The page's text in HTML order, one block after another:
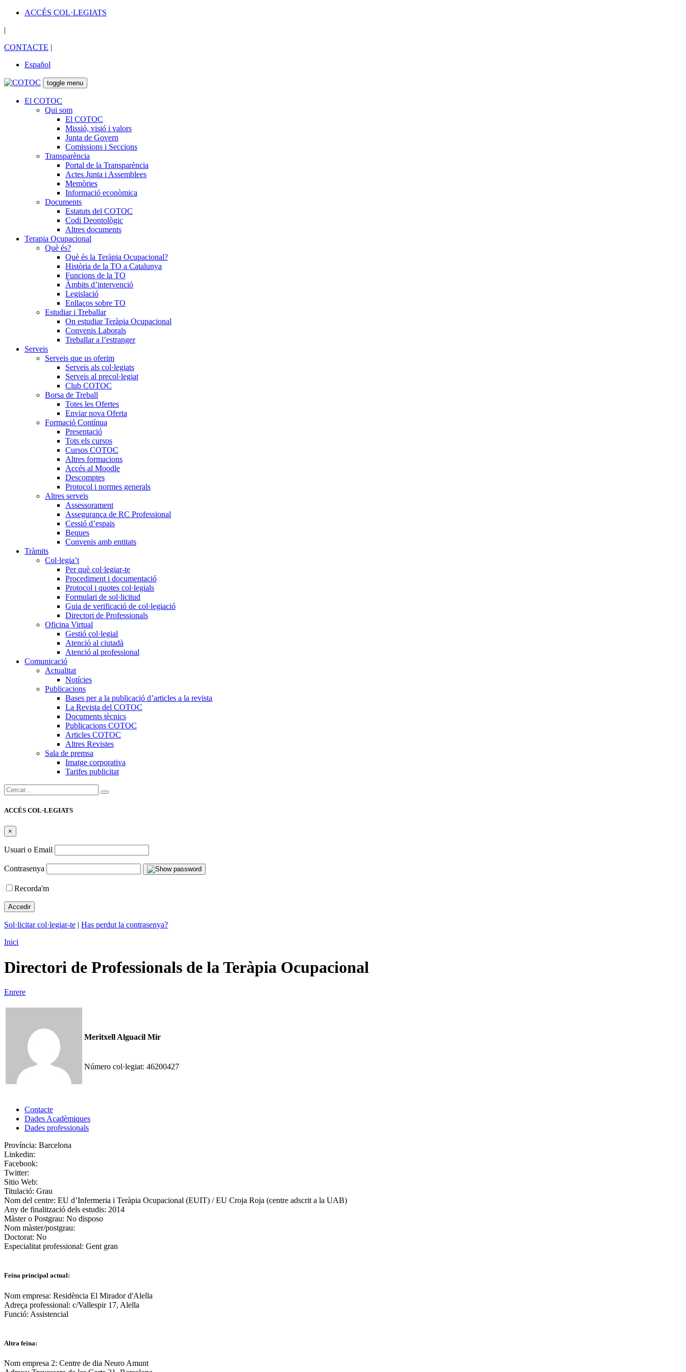
ACCÉS COL·LEGIATS
|
CONTACTE |
Español
toggle menu
El COTOC
Qui som
El COTOC
Missió, visió i valors
Junta de Govern
Comissions i Seccions
Transparència
Portal de la Transparència
Actes Junta i Assemblees
Memòries
Informació econòmica
Documents
Estatuts del COTOC
Codi Deontològic
Altres documents
Terapia Ocupacional
Què és?
Què és la Teràpia Ocupacional?
Història de la TO a Catalunya
Funcions de la TO
Àmbits d’intervenció
Legislació
Enllaços sobre TO
Estudiar i Treballar
On estudiar Teràpia Ocupacional
Convenis Laborals
Treballar a l’estranger
Serveis
Serveis que us oferim
Serveis als col·legiats
Serveis al precol·legiat
Club COTOC
Borsa de Treball
Totes les Ofertes
Enviar nova Oferta
Formació Contínua
Presentació
Tots els cursos
Cursos COTOC
Altres formacions
Accés al Moodle
Descomptes
Protocol i normes generals
Altres serveis
Assessorament
Assegurança de RC Professional
Cessió d’espais
Beques
Convenis amb entitats
Tràmits
Col·legia’t
Per què col·legiar-te
Procediment i documentació
Protocol i quotes col·legials
Formulari de sol·licitud
Guia de verificació de col·legiació
Directori de Professionals
Oficina Virtual
Gestió col·legial
Atenció al ciutadà
Atenció al professional
Comunicació
Actualitat
Notícies
Publicacions
Bases per a la publicació d’articles a la revista
La Revista del COTOC
Documents tècnics
Publicacions COTOC
Articles COTOC
Altres Revistes
Sala de premsa
Imatge corporativa
Tarifes publicitat
Cercar:
ACCÉS COL·LEGIATS
×
Usuari o Email
Contrasenya
Recorda'm
Sol·licitar col·legiar-te | Has perdut la contrasenya?
Inici
Directori de Professionals de la Teràpia Ocupacional
Enrere
Meritxell Alguacil Mir
Número col·legiat: 46200427
Contacte
Dades Acadèmiques
Dades professionals
Província: Barcelona
Linkedin:
Facebook:
Twitter:
Sitio Web:
Titulació: Grau
Nom del centre: EU d’Infermeria i Teràpia Ocupacional (EUIT) / EU Croja Roja (centre adscrit a la UAB)
Any de finalització dels estudis: 2014
Màster o Postgrau: No disposo
Nom màster/postgrau:
Doctorat: No
Especialitat professional: Gent gran
Feina principal actual:
Nom empresa: Residència El Mirador d'Alella
Adreça professional: c/Vallespir 17, Alella
Funció: Assistencial
Altra feina:
Nom empresa 2: Centre de dia Neuro Amunt